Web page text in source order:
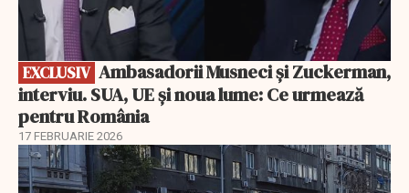
EXCLUSIV
interviu. SUA, UE și noua lume: Ce urmează
pentru România
17 FEBRUARIE 2026